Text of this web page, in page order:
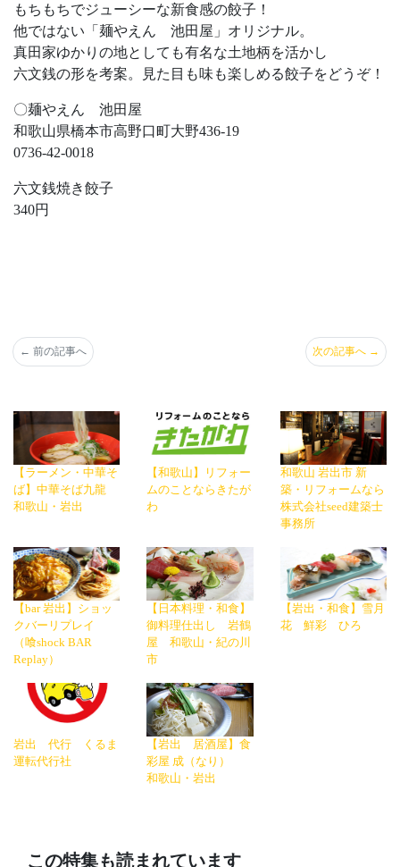
もちもちでジューシーな新食感の餃子！
他ではない「麺やえん 池田屋」オリジナル。
真田家ゆかりの地としても有名な土地柄を活かし
六文銭の形を考案。見た目も味も楽しめる餃子をどうぞ！
〇麺やえん 池田屋
和歌山県橋本市高野口町大野436-19
0736-42-0018
六文銭焼き餃子
340円
← 前の記事へ 次の記事へ →
【ラーメン・中華そ
ば】中華そば九龍
和歌山・岩出
【和歌山】リフォー
ムのことならきたが
わ
和歌山 岩出市 新
築・リフォームなら
株式会社seed建築士
事務所
【bar 岩出】ショッ
クバーリプレイ
（喰shock BAR
Replay）
【日本料理・和食】
御料理仕出し 岩鶴
屋 和歌山・紀の川
市
【岩出・和食】雪月
花 鮮彩 ひろ
岩出 代行 くるま
運転代行社
【岩出 居酒屋】食
彩屋 成（なり）
和歌山・岩出
この特集も読まれています